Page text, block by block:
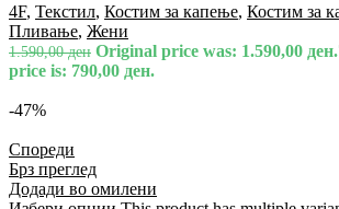
4F, Текстил, Костим за капење, Костим за
Пливање, Жени
1.590,00ден Original price was: 1.590,00 ден.
price is: 790,00 ден.
-47%
Спореди
Брз преглед
Додади во омилени